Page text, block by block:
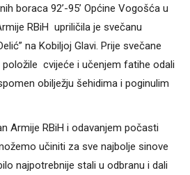
boraca 92’-95’ Općine Vogošća u
RBiH upriličila je svečanu
na Kobiljoj Glavi. Prije svečane
položile cvijeće i učenjem fatihe odali
obilježju šehidima i poginulim
Armije RBiH i odavanjem počasti
učiniti za sve najbolje sinove
najpotrebnije stali u odbranu i dali